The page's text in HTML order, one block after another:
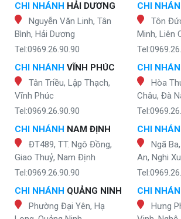
CHI NHÁNH HẢI DƯƠNG
Nguyễn Văn Linh, Tân
Bình, Hải Dương
Tel:0969.26.90.90
CHI NHÁNH VĨNH PHÚC
Tân Triều, Lập Thạch,
Vĩnh Phúc
Tel:0969.26.90.90
CHI NHÁNH NAM ĐỊNH
ĐT489, TT. Ngô Đồng,
Giao Thuỷ, Nam Định
Tel:0969.26.90.90
CHI NHÁNH QUẢNG NINH
Phường Đại Yên, Hạ
CHI
Tôn
Minh, Liên
CHI
Hòa
Châu, Đà
CHI
Ngã
An, Nghi
CHI
Hưng